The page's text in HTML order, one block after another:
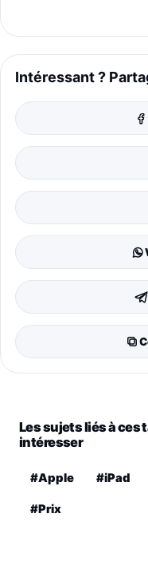
Intéressant ?
Les sujets liés à ces
intéresser
#Apple #iPad
#Prix